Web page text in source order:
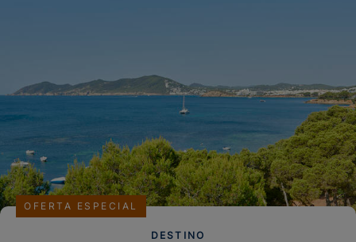
DESTINO
OFERTA ESPECIAL